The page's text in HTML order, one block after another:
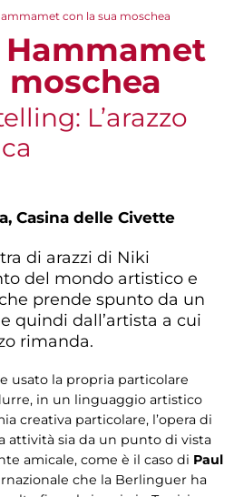
con la sua moschea
Hammamet
moschea
L’arazzo
Casina delle Civette
di arazzi di Niki
del mondo artistico e
prende spunto da un
quindi dall’artista a cui
rimanda.
usato la propria particolare
in un linguaggio artistico
creativa particolare, l’opera di
attività sia da un punto di vista
amicale, come è il caso di Paul
che la Berlinguer ha